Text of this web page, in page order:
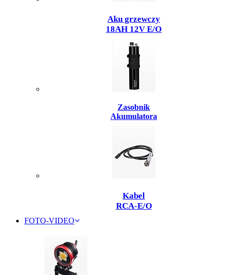
Aku grzewczy
18AH 12V E/O
Zasobnik
Akumulatora
Kabel
RCA-E/O
FOTO-VIDEO